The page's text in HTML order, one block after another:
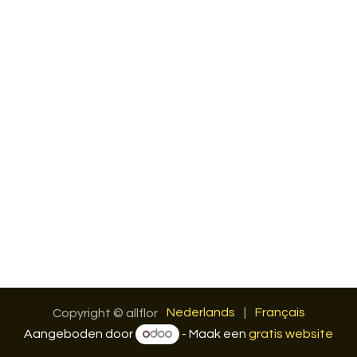
Copyright © allflor Nederlands
Français
Aangeboden door
- Maak een gratis website